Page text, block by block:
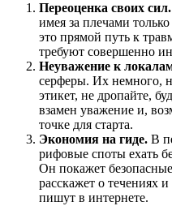
Переоценка своих сил.
имея за плечами
это прямой путь к
требуют совершенно
Неуважение к
серферы. Их немного,
этикет, не дропайте,
взамен уважение и,
точке для старта.
Экономия на гиде. В
рифовые споты ехать
Он покажет
расскажет о течениях
пишут в интернете.